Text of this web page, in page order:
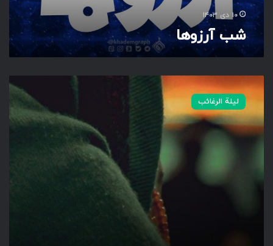
۱۰ دی ۱۴۰۳
شب آرزوها
ش
ر
ز
ا
لیلة الرغائب